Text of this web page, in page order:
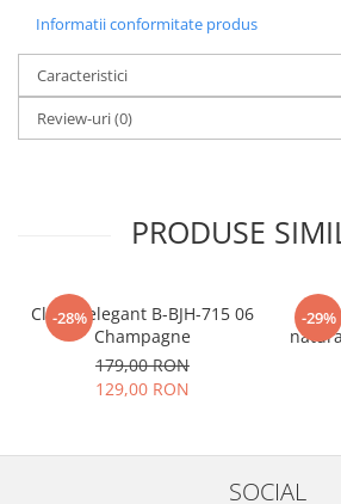
Informatii conformitate produs
Caracteristici
Review-uri(0)
PRODUSE
-28%
Clutch elegant B-BJH-715 06
Champagne
179,00 RON
129,00 RON
-29%
SOCIAL